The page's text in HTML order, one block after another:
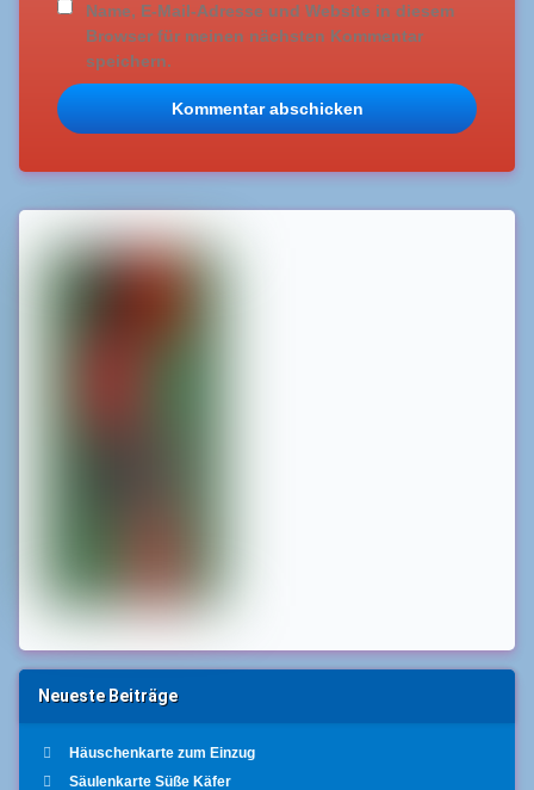
Name, E-Mail-Adresse und Website in diesem
Browser für meinen nächsten Kommentar
speichern.
Neueste Beiträge
Häuschenkarte zum Einzug
Säulenkarte Süße Käfer